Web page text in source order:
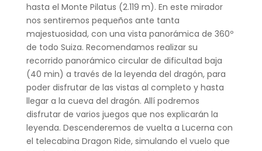
hasta el Monte Pilatus (2.119 m). En este mirador
nos sentiremos pequeños ante tanta
majestuosidad, con una vista panorámica de 360º
de todo Suiza. Recomendamos realizar su
recorrido panorámico circular de dificultad baja
(40 min) a través de la leyenda del dragón, para
poder disfrutar de las vistas al completo y hasta
llegar a la cueva del dragón. Allí podremos
disfrutar de varios juegos que nos explicarán la
leyenda. Descenderemos de vuelta a Lucerna con
el telecabina Dragon Ride, simulando el vuelo que